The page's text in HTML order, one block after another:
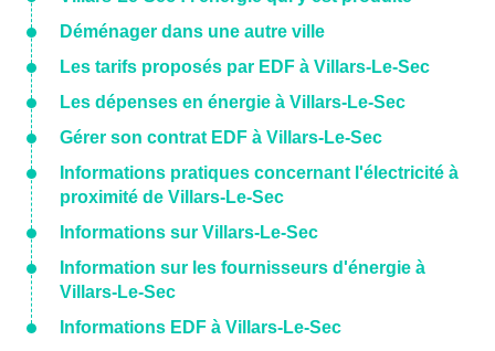
Déménager dans une autre ville
Les tarifs proposés par EDF à Villars-Le-Sec
Les dépenses en énergie à Villars-Le-Sec
Gérer son contrat EDF à Villars-Le-Sec
Informations pratiques concernant l'électricité à
proximité de Villars-Le-Sec
Informations sur Villars-Le-Sec
Information sur les fournisseurs d'énergie à
Villars-Le-Sec
Informations EDF à Villars-Le-Sec